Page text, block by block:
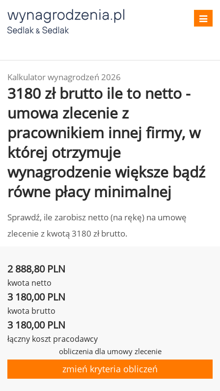
Kalkulator wynagrodzeń 2026
3180 zł brutto ile to netto -
umowa zlecenie z
pracownikiem innej firmy, w
której otrzymuje
wynagrodzenie większe bądź
równe płacy minimalnej
Sprawdź, ile zarobisz netto (na rękę) na umowę
zlecenie z kwotą 3180 zł brutto.
2 888,80 PLN
kwota netto
3 180,00 PLN
kwota brutto
3 180,00 PLN
łączny koszt pracodawcy
obliczenia dla umowy zlecenie
zmień kryteria obliczeń